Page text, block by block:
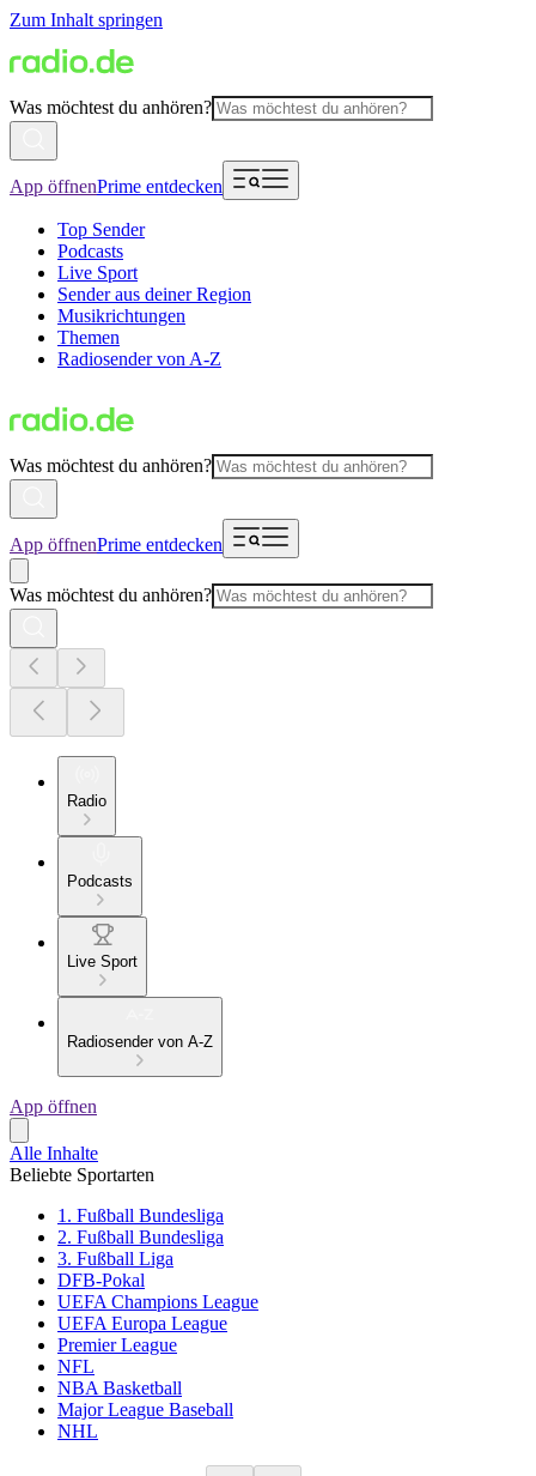
Zum Inhalt springen
Was möchtest du anhören?
App öffnenPrime entdecken
Top Sender
Podcasts
Live Sport
Sender aus deiner Region
Musikrichtungen
Themen
Radiosender von A-Z
Was möchtest du anhören?
App öffnenPrime entdecken
Was möchtest du anhören?
Radio
Podcasts
Live Sport
Radiosender von A-Z
App öffnen
Alle Inhalte
Beliebte Sportarten
1. Fußball Bundesliga
2. Fußball Bundesliga
3. Fußball Liga
DFB-Pokal
UEFA Champions League
UEFA Europa League
Premier League
NFL
NBA Basketball
Major League Baseball
NHL